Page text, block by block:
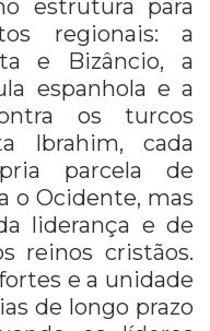
estrutura para
regionais: a
e Bizâncio, a
espanhola e a
os turcos
Ibrahim, cada
parcela de
o Ocidente, mas
liderança e de
reinos cristãos.
e a unidade
de longo prazo